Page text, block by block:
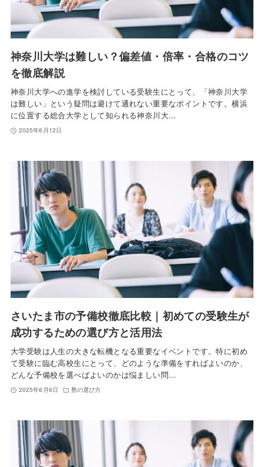
神奈川大学は難しい？偏差値・倍率・合格のコツ
を徹底解説
神奈川大学への進学を検討している受験生にとって、「神奈川大学
は難しい」という疑問は避けて通れない重要なポイントです。横浜
に位置する総合大学として知られる神奈川大…
2025年6月12日
さいたま市の予備校徹底比較｜初めての受験生が
成功するための選び方と活用法
大学受験は人生の大きな転機となる重要なイベントです。特に初め
て受験に臨む高校生にとって、どのような準備をすればよいのか、
どんな予備校を選べばよいのかは悩ましい問…
2025年6月6日 塾の選び方